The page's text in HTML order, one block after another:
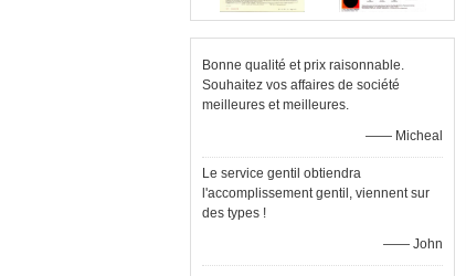
Bonne qualité et prix raisonnable.
Souhaitez vos affaires de société
meilleures et meilleures.
—— Micheal
Le service gentil obtiendra
l'accomplissement gentil, viennent sur
des types !
—— John